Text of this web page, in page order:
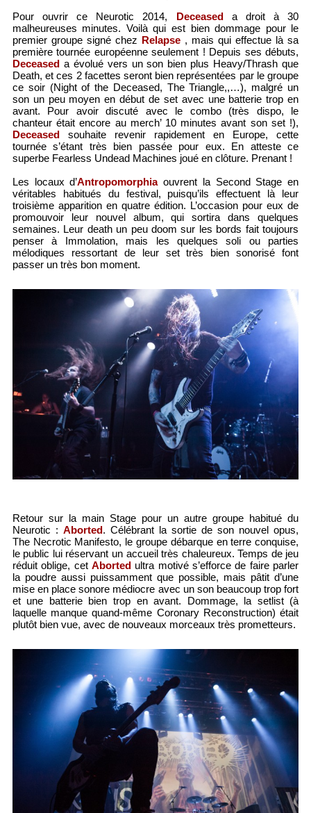
Pour ouvrir ce Neurotic 2014, Deceaseda droit à 30
malheureuses minutes. Voilà qui est bien dommage pour le
premier groupe signé chez Relapse, mais qui effectue là sa
première tournée européenne seulement ! Depuis ses débuts,
Deceaseda évolué vers un son bien plus Heavy/Thrash que
Death, et ces 2 facettes seront bien représentées par le groupe
ce soir (Night of the Deceased, The Triangle,,…), malgré un
son un peu moyen en début de set avec une batterie trop en
avant. Pour avoir discuté avec le combo (très dispo, le
chanteur était encore au merch’ 10 minutes avant son set !),
Deceasedsouhaite revenir rapidement en Europe, cette
tournée s’étant très bien passée pour eux. En atteste ce
superbe Fearless Undead Machines joué en clôture. Prenant !
Les locaux d’Antropomorphiaouvrent la Second Stage en
véritables habitués du festival, puisqu’ils effectuent là leur
troisième apparition en quatre édition. L’occasion pour eux de
promouvoir leur nouvel album, qui sortira dans quelques
semaines. Leur death un peu doom sur les bords fait toujours
penser à Immolation, mais les quelques soli ou parties
mélodiques ressortant de leur set très bien sonorisé font
passer un très bon moment.
Retour sur la main Stage pour un autre groupe habitué du
Neurotic : Aborted. Célébrant la sortie de son nouvel opus,
The Necrotic Manifesto, le groupe débarque en terre conquise,
le public lui réservant un accueil très chaleureux. Temps de jeu
réduit oblige, cet Abortedultra motivé s’efforce de faire parler
la poudre aussi puissamment que possible, mais pâtit d’une
mise en place sonore médiocre avec un son beaucoup trop fort
et une batterie bien trop en avant. Dommage, la setlist (à
laquelle manque quand-même Coronary Reconstruction) était
plutôt bien vue, avec de nouveaux morceaux très prometteurs.